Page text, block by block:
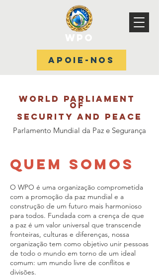
APOIE-NOS
World ParlIament
of
Security And Peace
Parlamento Mundial da Paz e Segurança
Quem Somos
O WPO é uma organização comprometida
com a promoção da paz mundial e a
construção de um futuro mais harmonioso
para todos. Fundada com a crença de que
a paz é um valor universal que transcende
fronteiras, culturas e diferenças, nossa
organização tem como objetivo unir pessoas
de todo o mundo em torno de um ideal
comum: um mundo livre de conflitos e
divisões.